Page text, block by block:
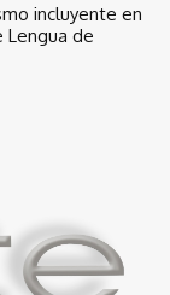
incluyente en
Lengua de